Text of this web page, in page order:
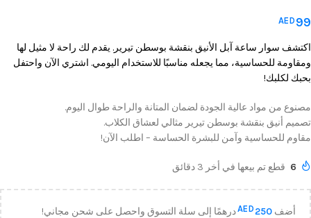
AED 99
اكتشف سوار ساعة آبل الأنيق بنقشة بوسطن تيرير. يقدم لك راحة لا مثيل لها
ومقاومة للحساسية، مما يجعله مناسبًا للاستخدام اليومي. اشتري الآن واحتفل
بحبك لكلبك!
مصنوع من مواد عالية الجودة لضمان المتانة والراحة طوال اليوم.
تصميم أنيق بنقشة بوسطن تيرير مثالي لعشاق الكلاب.
مقاوم للحساسية وآمن للبشرة الحساسة – اطلب الآن!
6 قطع تم بيعها في أخر 3 دقائق
أضف AED 250 درهمًا إلى سلة التسوق واحصل على شحن مجاني!